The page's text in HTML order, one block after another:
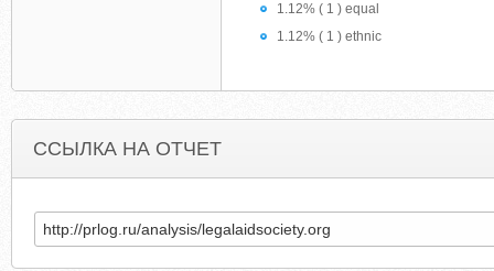
1.12% ( 1 ) equal
1.12% ( 1 ) ethnic
ССЫЛКА НА ОТЧЕТ